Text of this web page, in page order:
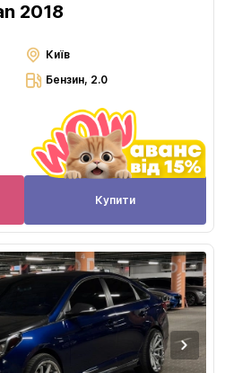
2018
Київ
Бензин, 2.0
Купити